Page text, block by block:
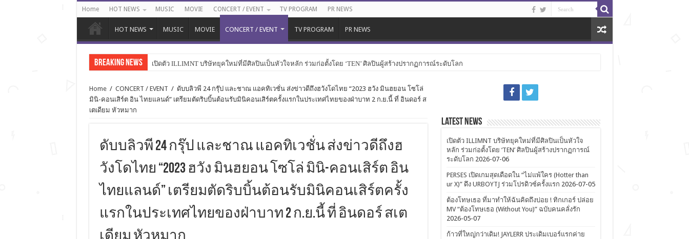
Home HOT NEWS MUSIC MOVIE CONCERT / EVENT TV PROGRAM PR NEWS
HOT NEWS MUSIC MOVIE CONCERT / EVENT TV PROGRAM PR NEWS
Breaking News เปิดตัว ILLIMNT บริษัทยุคใหม่ที่มีศิลปินเป็นหัวใจหลัก ร่วมก่อตั้งโดย ‘TEN’ ศิลปินผู้สร้างปรากฏการณ์ระดับโลก
Home / CONCERT / EVENT / ดับบลิวพี 24 กรุ๊ป และชาณ แอคทิเวชั่น ส่งข่าวดีถึงฮวังโดไทย “2023 ฮวัง มินฮยอน โซโล่
มินิ-คอนเสิร์ต อิน ไทยแลนด์” เตรียมตัดริบบิ้นต้อนรับมินิคอนเสิร์ตครั้งแรกในประเทศไทยของฝ่าบาท 2 ก.ย.นี้ ที่ อินดอร์ ส
เตเดียม หัวหมาก
ดับบลิวพี 24 กรุ๊ป และชาณ แอคทิเวชั่น ส่งข่าวดีถึงฮ
วังโดไทย “2023 ฮวัง มินฮยอน โซโล่ มินิ-คอนเสิร์ต อิน
ไทยแลนด์” เตรียมตัดริบบิ้นต้อนรับมินิคอนเสิร์ตครั้ง
แรกในประเทศไทยของฝ่าบาท 2 ก.ย.นี้ ที่ อินดอร์ สเต
Latest News
เปิดตัว ILLIMNT บริษัทยุคใหม่ที่มีศิลปินเป็นหัวใจ
หลัก ร่วมก่อตั้งโดย ‘TEN’ ศิลปินผู้สร้างปรากฏการณ์
ระดับโลก 2026-07-06
PERSES เปิดเกมสุดเดือดใน “ไม่แพ้ใคร (Hotter than
ur X)” ดึง URBOYTJ ร่วมโปรดิวซ์ครั้งแรก 2026-07-05
ต้องโทษเธอ ที่มาทำให้ฉันคิดถึงบ่อย ! ทิกเกอร์ ปล่อย
MV “ต้องโทษเธอ (Without You)” ฉบับคนคลั่งรัก
2026-05-07
ก้าวที่ใหญ่กว่าเดิม! JAYLERR ประเดิมเบอร์แรกค่าย